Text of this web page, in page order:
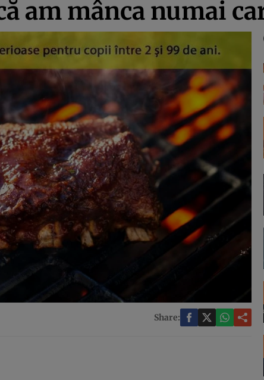
am mânca numai
Share: